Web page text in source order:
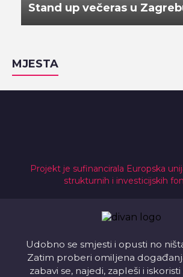
Stand up večeras u
MJESTA
Projekt je sufinancirala Europska
strukturnih i investicijskih
Udobno se smjesti i opusti no
Zatim proberi omiljena
zabavi se, najedi, zapleši i